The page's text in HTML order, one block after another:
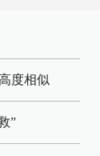
度相似
”